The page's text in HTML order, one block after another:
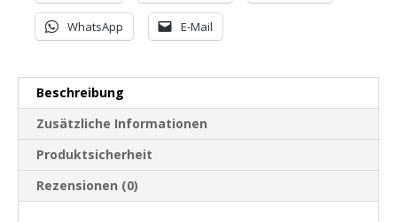
WhatsApp E-Mail
Beschreibung
Zusätzliche Informationen
Produktsicherheit
Rezensionen (0)